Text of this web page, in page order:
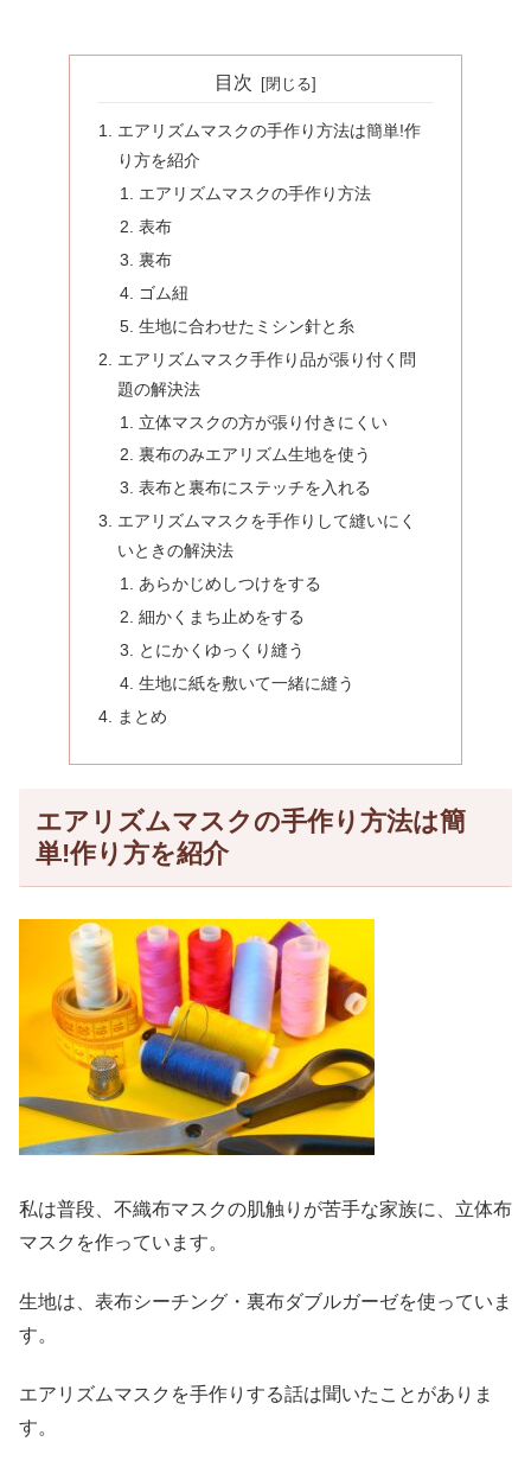
目次
エアリズムマスクの手作り方法は簡単!作
り方を紹介
エアリズムマスクの手作り方法
表布
裏布
ゴム紐
生地に合わせたミシン針と糸
エアリズムマスク手作り品が張り付く問
題の解決法
立体マスクの方が張り付きにくい
裏布のみエアリズム生地を使う
表布と裏布にステッチを入れる
エアリズムマスクを手作りして縫いにく
いときの解決法
あらかじめしつけをする
細かくまち止めをする
とにかくゆっくり縫う
生地に紙を敷いて一緒に縫う
まとめ
エアリズムマスクの手作り方法は簡
単!作り方を紹介
私は普段、不織布マスクの肌触りが苦手な家族に、立体布
マスクを作っています。
生地は、表布シーチング・裏布ダブルガーゼを使っていま
す。
エアリズムマスクを手作りする話は聞いたことがありま
す。